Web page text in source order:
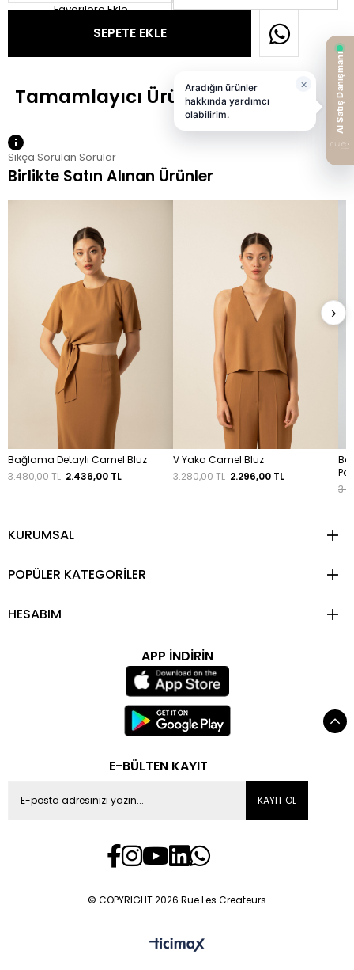
Favorilere Ekle
Sıkça Sorulan Sorular
Birlikte Satın Alınan Ürünler
Bağlama Detaylı Camel Bluz
3.480,00 TL 2.436,00 TL
V Yaka Camel Bluz
3.280,00 TL 2.296,00 TL
›
KURUMSAL
POPÜLER KATEGORİLER
HESABIM
APP İNDİRİN
E-BÜLTEN KAYIT
KAYIT OL
© COPYRIGHT 2026 Rue Les Createurs